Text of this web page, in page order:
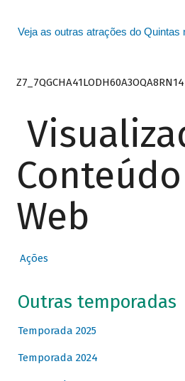
Veja as outras atrações do Quintas
Web
Ações
Outras temporadas
Temporada 2025
Temporada 2024